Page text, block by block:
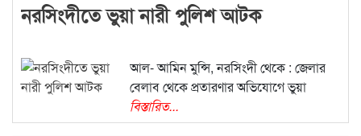
নরসিংদীতে ভুয়া নারী পুলিশ আটক
আল- আমিন মুন্সি, নরসিংদী থেকে : জেলার
বেলাব থেকে প্রতারণার অভিযোগে ভুয়া
বিস্তারিত...